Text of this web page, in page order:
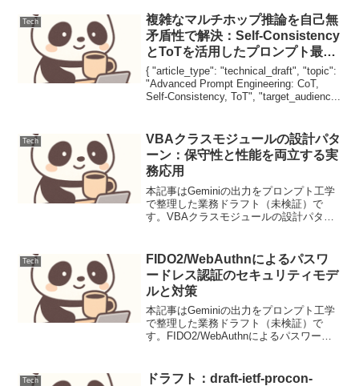
Tech
複雑なマルチホップ推論を自己無
矛盾性で解決：Self-Consistency
とToTを活用したプロンプト最適
化
{ "article_type": "technical_draft", "topic":
"Advanced Prompt Engineering: CoT,
Self-Consistency, ToT", "target_audienc...
Tech
VBAクラスモジュールの設計パタ
ーン：保守性と性能を両立する実
務応用
本記事はGeminiの出力をプロンプト工学
で整理した業務ドラフト（未検証）で
す。VBAクラスモジュールの設計パター
Applications）は、Excel...
Tech
FIDO2/WebAuthnによるパスワ
ードレス認証のセキュリティモデ
ルと対策
本記事はGeminiの出力をプロンプト工学
で整理した業務ドラフト（未検証）で
す。FIDO2/WebAuthnによるパスワード
利用してパスワードに依存しないセキ...
Tech
ドラフト：draft-ietf-procon-